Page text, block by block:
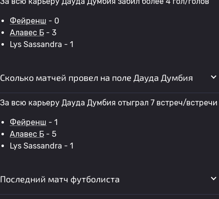
Фейренш - 0
Алавес Б - 3
Lys Sassandra - 1
Сколько матчей провел на поле Дауда Думбия
За всю карьеру Дауда Думбия отыграл 7 встреч/встречи
Фейренш - 1
Алавес Б - 5
Lys Sassandra - 1
Последний матч футболиста